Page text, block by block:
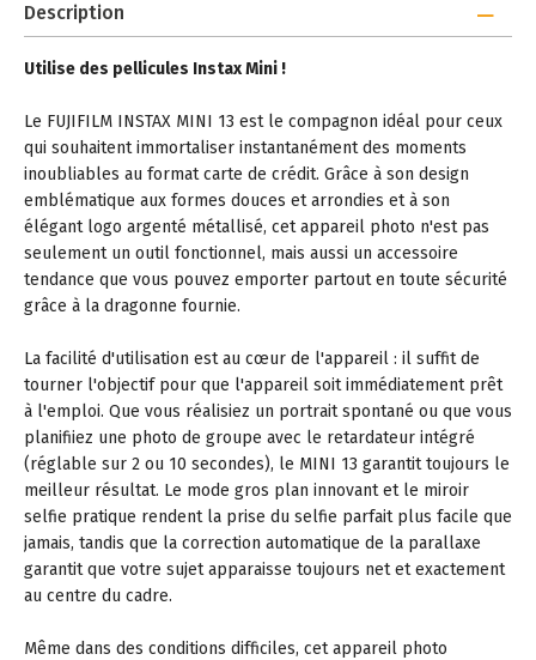
Description
Utilise des pellicules Instax Mini !
Le FUJIFILM INSTAX MINI 13 est le compagnon idéal pour ceux
qui souhaitent immortaliser instantanément des moments
inoubliables au format carte de crédit. Grâce à son design
emblématique aux formes douces et arrondies et à son
élégant logo argenté métallisé, cet appareil photo n'est pas
seulement un outil fonctionnel, mais aussi un accessoire
tendance que vous pouvez emporter partout en toute sécurité
grâce à la dragonne fournie.
La facilité d'utilisation est au cœur de l'appareil : il suffit de
tourner l'objectif pour que l'appareil soit immédiatement prêt
à l'emploi. Que vous réalisiez un portrait spontané ou que vous
planifiiez une photo de groupe avec le retardateur intégré
(réglable sur 2 ou 10 secondes), le MINI 13 garantit toujours le
meilleur résultat. Le mode gros plan innovant et le miroir
selfie pratique rendent la prise du selfie parfait plus facile que
jamais, tandis que la correction automatique de la parallaxe
garantit que votre sujet apparaisse toujours net et exactement
au centre du cadre.
Même dans des conditions difficiles, cet appareil photo